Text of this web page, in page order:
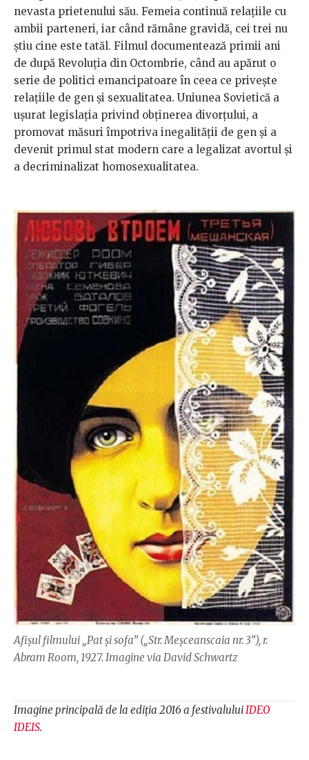
nevasta prietenului său. Femeia continuă relațiile cu
ambii parteneri, iar când rămâne gravidă, cei trei nu
știu cine este tatăl. Filmul documentează primii ani
de după Revoluția din Octombrie, când au apărut o
serie de politici emancipatoare în ceea ce privește
relațiile de gen și sexualitatea. Uniunea Sovietică a
ușurat legislația privind obținerea divorțului, a
promovat măsuri împotriva inegalității de gen și a
devenit primul stat modern care a legalizat avortul și
a decriminalizat homosexualitatea.
Afișul filmului „Pat și sofa” („Str. Meșceanscaia nr. 3”), r.
Abram Room, 1927. Imagine via David Schwartz
Imagine principală de la ediția 2016 a festivaluluiIDEO
IDEIS.